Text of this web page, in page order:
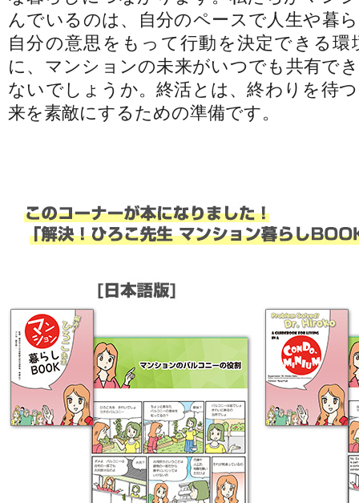
んでいるのは、自分のペースで人生や暮
自分の意思をもって行動を決定できる
に、マンションの未来がいつでも共有で
ないでしょうか。終活とは、終わりを待
来を素敵にするための準備です。